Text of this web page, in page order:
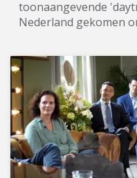
toonaangevende
Nederland gekomen
inmiddels acht jaar
handelsbeurs, 30.000
miljoenen views en
studenten, wordt
een van de meest
beleggingsexperts
educatiebedrijf Trade
collega's
kunnen 'daytraden'